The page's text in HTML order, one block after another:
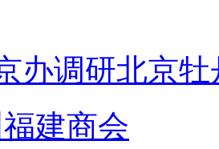
办调研北京